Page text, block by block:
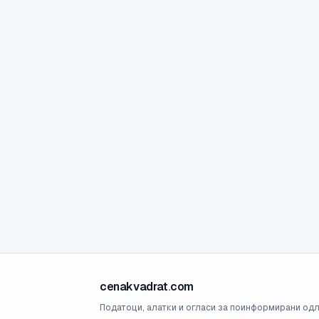
cenakvadrat.com
Податоци, алатки и огласи за поинформирани